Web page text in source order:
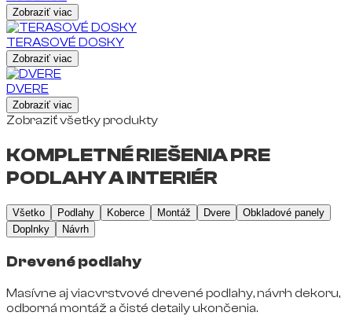
Zobraziť viac
TERASOVÉ DOSKY
Zobraziť viac
DVERE
Zobraziť viac
Zobraziť všetky produkty
KOMPLETNÉ RIEŠENIA PRE
PODLAHY A INTERIÉR
Všetko Podlahy Koberce Montáž Dvere
Obkladové panely
Doplnky
Návrh
Drevené podlahy
Masívne aj viacvrstvové drevené podlahy, návrh dekoru,
odborná montáž a čisté detaily ukončenia.